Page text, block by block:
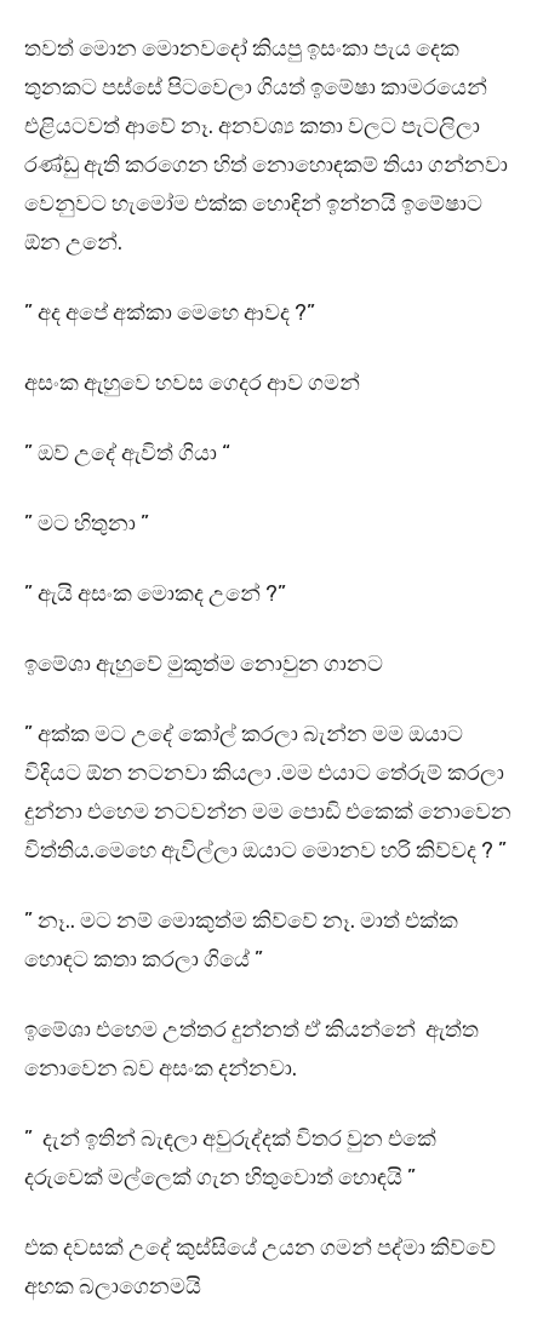
තවත් මොන මොනවදෝ කියපු ඉසංකා පැය දෙක
තුනකට පස්සේ පිටවෙලා ගියත් ඉමේෂා කාමරයෙන්
එළියටවත් ආවේ නෑ. අනවශ්‍ය කතා වලට පැටලිලා
රණ්ඩු ඇති කරගෙන හිත් නොහොඳකම් තියා ගන්නවා
වෙනුවට හැමෝම එක්ක හොඳින් ඉන්නයි ඉමේෂාට
ඕන උනේ.
” අද අපේ අක්කා මෙහෙ ආවද ?”
අසංක ඇහුවෙ හවස ගෙදර ආව ගමන්
” ඔව් උදේ ඇවිත් ගියා “
” මට හිතුනා ”
” ඇයි අසංක මොකද උනේ ?”
ඉමේශා ඇහුවේ මුකුත්ම නොවුන ගානට
” අක්ක මට උදේ කෝල් කරලා බැන්න මම ඔයාට
විදියට ඕන නටනවා කියලා .මම එයාට තේරුම් කරලා
දුන්නා එහෙම නටවන්න මම පොඩි එකෙක් නොවෙන
විත්තිය.මෙහෙ ඇවිල්ලා ඔයාට මොනව හරි කිව්වද ? ”
” නෑ.. මට නම් මොකුත්ම කිව්වේ නෑ. මාත් එක්ක
හොඳට කතා කරලා ගියේ ”
ඉමේශා එහෙම උත්තර දුන්නත් ඒ කියන්නේ ඇත්ත
නොවෙන බව අසංක දන්නවා.
” දැන් ඉතින් බැඳලා අවුරුද්දක් විතර වුන එකේ
දරුවෙක් මල්ලෙක් ගැන හිතුවොත් හොඳයි ”
එක දවසක් උදේ කුස්සියේ උයන ගමන් පද්මා කිව්වේ
අහක බලාගෙනමයි